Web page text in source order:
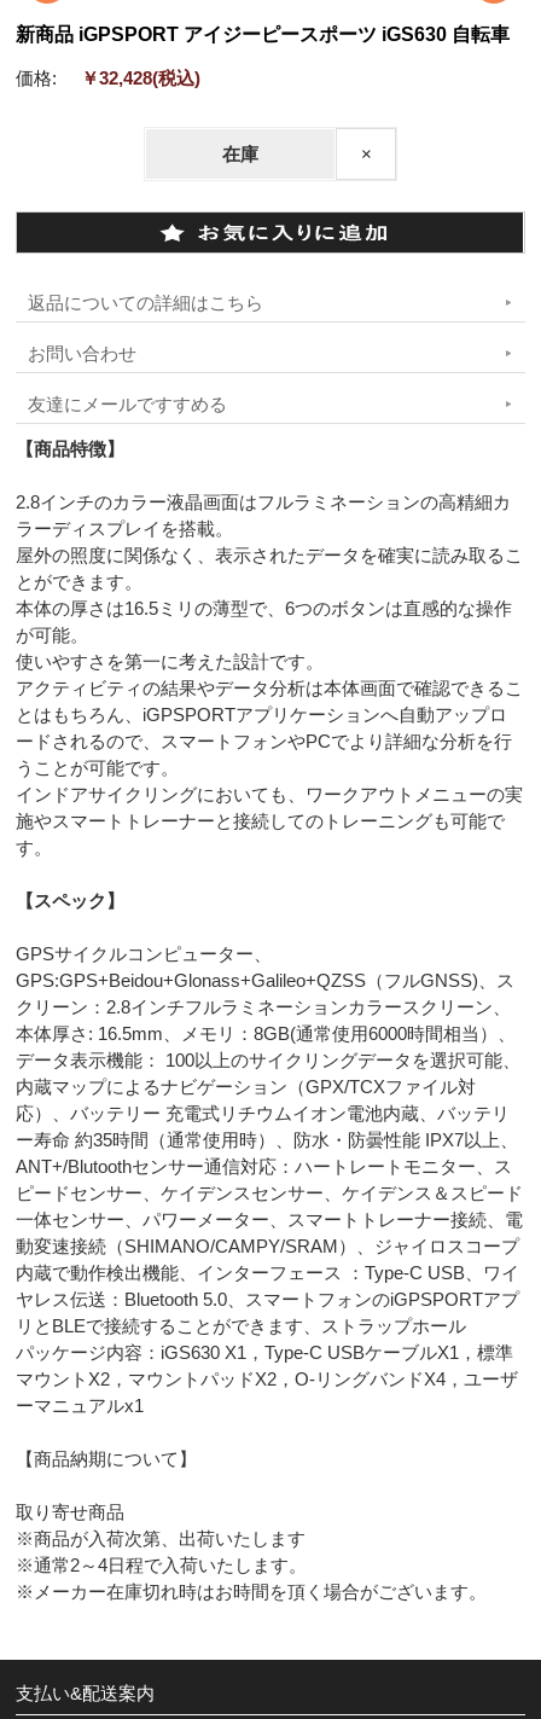
新商品 iGPSPORT アイジーピースポーツ iGS630 自転車
価格: ￥32,428(税込)
在庫 ×
返品についての詳細はこちら
お問い合わせ
友達にメールですすめる
【商品特徴】
2.8インチのカラー液晶画面はフルラミネーションの高精細カ
ラーディスプレイを搭載。
屋外の照度に関係なく、表示されたデータを確実に読み取るこ
とができます。
本体の厚さは16.5ミリの薄型で、6つのボタンは直感的な操作
が可能。
使いやすさを第一に考えた設計です。
アクティビティの結果やデータ分析は本体画面で確認できるこ
とはもちろん、iGPSPORTアプリケーションへ自動アップロ
ードされるので、スマートフォンやPCでより詳細な分析を行
うことが可能です。
インドアサイクリングにおいても、ワークアウトメニューの実
施やスマートトレーナーと接続してのトレーニングも可能で
す。
【スペック 】
GPSサイクルコンピューター、
GPS:GPS+Beidou+Glonass+Galileo+QZSS（フルGNSS)、ス
クリーン：2.8インチフルラミネーションカラースクリーン、
本体厚さ: 16.5mm、メモリ：8GB(通常使用6000時間相当）、
データ表示機能： 100以上のサイクリングデータを選択可能、
内蔵マップによるナビゲーション（GPX/TCXファイル対
応）、バッテリー 充電式リチウムイオン電池内蔵、バッテリ
ー寿命 約35時間（通常使用時）、防水・防曇性能 IPX7以上、
ANT+/Blutoothセンサー通信対応：ハートレートモニター、ス
ピードセンサー、ケイデンスセンサー、ケイデンス＆スピード
一体センサー、パワーメーター、スマートトレーナー接続、電
動変速接続（SHIMANO/CAMPY/SRAM）、ジャイロスコープ
内蔵で動作検出機能、インターフェース ：Type-C USB、ワイ
ヤレス伝送：Bluetooth 5.0、スマートフォンのiGPSPORTアプ
リとBLEで接続することができます、ストラップホール
パッケージ内容：iGS630 X1，Type-C USBケーブルX1，標準
マウントX2，マウントパッドX2，O-リングバンドX4，ユーザ
ーマニュアルx1
【商品納期について】
取り寄せ商品
※商品が入荷次第、出荷いたします
※通常2～4日程で入荷いたします。
※メーカー在庫切れ時はお時間を頂く場合がございます。
支払い&配送案内